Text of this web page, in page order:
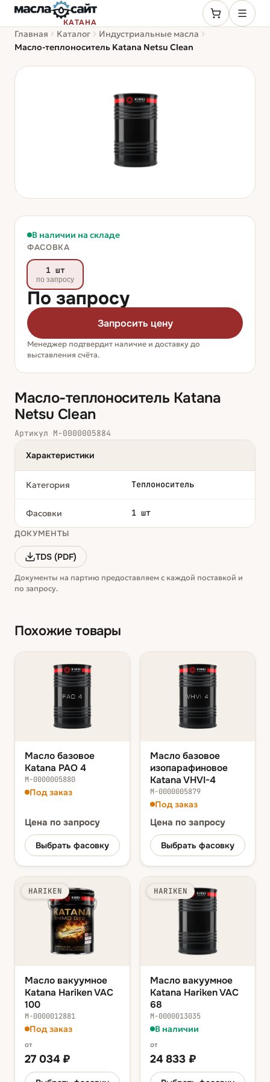
КАТАНА
Главная Каталог
Индустриальные масла
Масло-теплоноситель Katana Netsu Clean
Масло-теплоноситель Katana
Netsu Clean
Артикул М-0000005884
Характеристики
Категория Теплоноситель
Фасовки 1 шт
ДОКУМЕНТЫ
TDS (PDF)
Документы на партию предоставляем с каждой поставкой и
по запросу.
В наличии на складе
ФАСОВКА
1 шт
по запросу
По запросу
Запросить цену
Менеджер подтвердит наличие и доставку до
выставления счёта.
Похожие товары
Масло базовое
Katana PAO 4
М-0000005880
Под заказ
Цена по запросу
Выбрать фасовку
Масло базовое
изопарафиновое
Katana VHVI-4
М-0000005879
Под заказ
Цена по запросу
Выбрать фасовку
HARIKEN
Масло вакуумное
Katana Hariken VAC
100
М-0000012881
Под заказ
от
27 034 ₽
HARIKEN
Масло вакуумное
Katana Hariken VAC
68
М-0000013035
В наличии
от
24 833 ₽